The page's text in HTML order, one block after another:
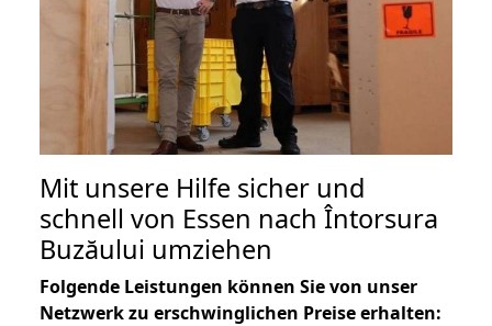
Mit unsere Hilfe sicher und
schnell von Essen nach Întorsura
Buzăului umziehen
Folgende Leistungen können Sie von unser
Netzwerk zu erschwinglichen Preise erhalten: